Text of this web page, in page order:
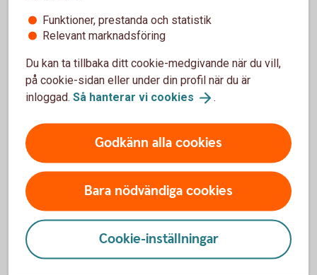
Kan jag lägga till ett återbetalningsskydd när
utbetalningen är pausad?
Kostar det något att pausa en
pensionsutbetalning?
Kan jag flytta mitt pensionskapital om jag pausar
min utbetalning?
Kan jag avbryta eller ändra mitt val?
Kan jag pausa utbetalningen som förmånstagare
till en pensionsförsäkring?
Funktioner, prestanda och statistik
Relevant marknadsföring
Du kan ta tillbaka ditt cookie-medgivande när du vill,
på cookie-sidan eller under din profil när du är
inloggad. Så hanterar vi cookies .
Godkänn alla cookies
Bara nödvändiga cookies
Cookie-inställningar